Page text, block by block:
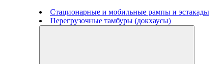
Стационарные и мобильные рампы и эстакады
Перегрузочные тамбуры (докхаусы)